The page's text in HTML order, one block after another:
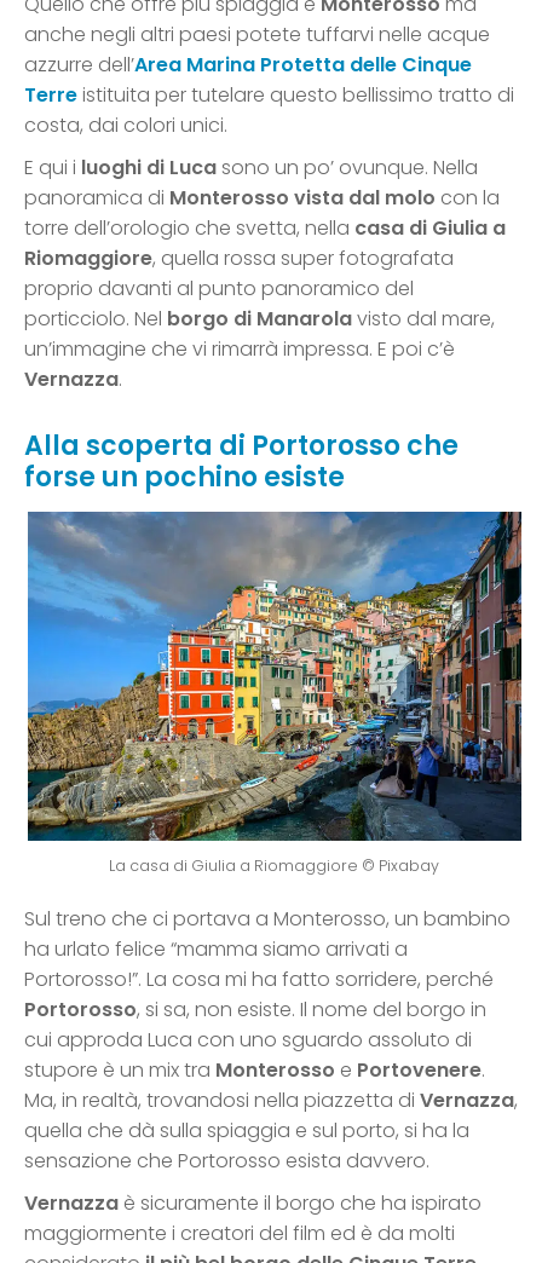
anche negli altri paesi potete tuffarvi nelle acque
azzurre dell’Area Marina Protetta delle Cinque
Terreistituita per tutelare questo bellissimo tratto di
costa, dai colori unici.
E qui i luoghi di Lucasono un po’ ovunque. Nella
panoramica di Monterosso vista dal molo con la
torre dell’orologio che svetta, nella casa di Giulia a
Riomaggiore, quella rossa super fotografata
proprio davanti al punto panoramico del
porticciolo. Nel borgo di Manarolavisto dal mare,
un’immagine che vi rimarrà impressa. E poi c’è
Vernazza.
Alla scoperta di Portorosso che
forse un pochino esiste
La casa di Giulia a Riomaggiore © Pixabay
Sul treno che ci portava a Monterosso, un bambino
ha urlato felice “mamma siamo arrivati a
Portorosso!”. La cosa mi ha fatto sorridere, perché
Portorosso, si sa, non esiste. Il nome del borgo in
cui approda Luca con uno sguardo assoluto di
stupore è un mix tra Monterosso e Portovenere.
Ma, in realtà, trovandosi nella piazzetta di Vernazza,
quella che dà sulla spiaggia e sul porto, si ha la
sensazione che Portorosso esista davvero.
Vernazza è sicuramente il borgo che ha ispirato
maggiormente i creatori del film ed è da molti